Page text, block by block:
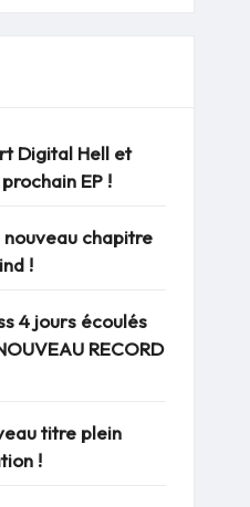
Digital Hell et
EP !
nouveau chapitre
!
4 jours écoulés
RECORD
titre plein
!